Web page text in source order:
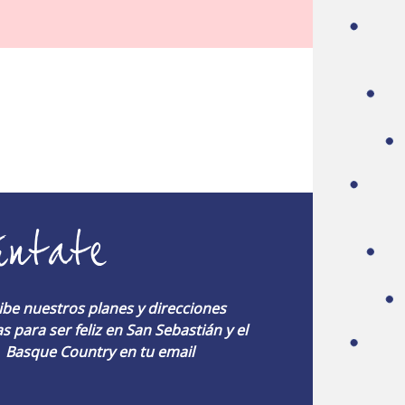
Mutriku:
Deba-Mutriku
nuestros planes y direcciones
para ser feliz en San Sebastián y el
Basque Country en tu email